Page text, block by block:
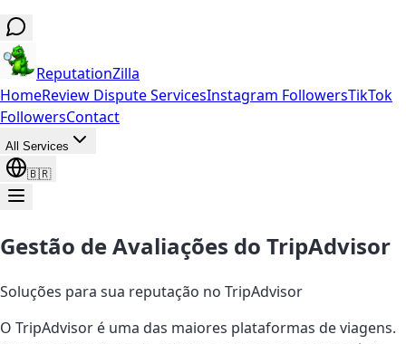
ReputationZilla
HomeReview Dispute ServicesInstagram FollowersTikTok
FollowersContact
All Services
🇧🇷
Gestão de Avaliações do TripAdvisor
Soluções para sua reputação no TripAdvisor
O TripAdvisor é uma das maiores plataformas de viagens.